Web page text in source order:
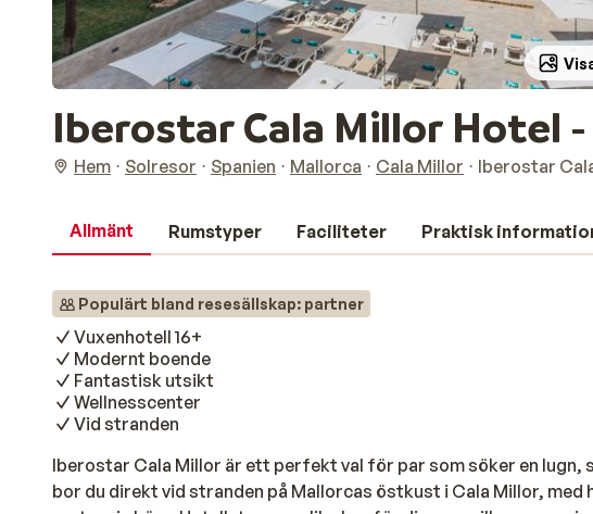
Iberostar Cala Millor Hotel
Hem Solresor Spanien Mallorca Cala Millor Iberostar
Allmänt Rumstyper Faciliteter Praktisk
Populärt bland resesällskap: partner
Vuxenhotell 16+
Modernt boende
Fantastisk utsikt
Wellnesscenter
Vid stranden
Iberostar Cala Millor är ett perfekt val för par som söker en lugn,
bor du direkt vid stranden på Mallorcas östkust i Cala Millor, med